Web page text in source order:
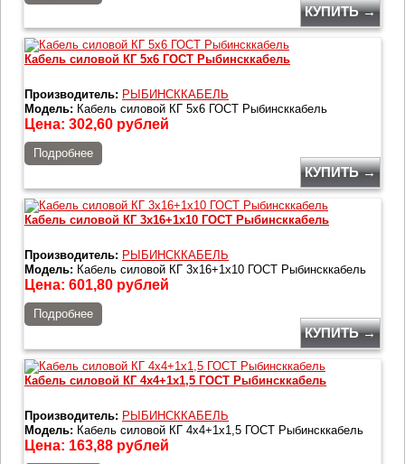
КУПИТЬ →
Кабель силовой КГ 5х6 ГОСТ Рыбинсккабель
Производитель: РЫБИНСККАБЕЛЬ
Модель: Кабель силовой КГ 5х6 ГОСТ Рыбинсккабель
Цена: 302,60 рублей
Подробнее
КУПИТЬ →
Кабель силовой КГ 3х16+1х10 ГОСТ Рыбинсккабель
Производитель: РЫБИНСККАБЕЛЬ
Модель: Кабель силовой КГ 3х16+1х10 ГОСТ Рыбинсккабель
Цена: 601,80 рублей
Подробнее
КУПИТЬ →
Кабель силовой КГ 4х4+1х1,5 ГОСТ Рыбинсккабель
Производитель: РЫБИНСККАБЕЛЬ
Модель: Кабель силовой КГ 4х4+1х1,5 ГОСТ Рыбинсккабель
Цена: 163,88 рублей